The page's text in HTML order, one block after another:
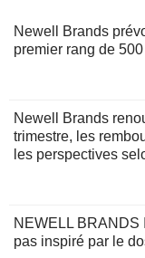
Newell Brands
premier rang de
Newell Brands
trimestre, les
les perspectives
NEWELL BRANDS
pas inspiré par le